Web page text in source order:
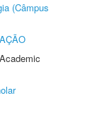
(Câmpus